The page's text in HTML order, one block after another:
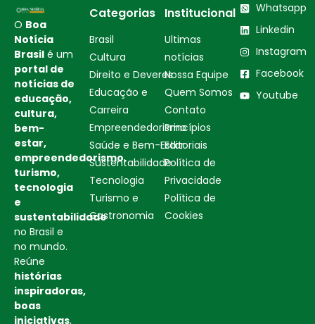
O Boa
Notícia
Brasil é um
portal de
notícias de
educação,
cultura,
bem-
estar,
empreendedorismo,
turismo,
tecnologia
e
sustentabilidade
no Brasil e
no mundo.
Reúne
histórias
inspiradoras,
boas
iniciativas,
Categorias
Brasil
Cultura
Direito e Deveres
Educação e
Carreira
Empreendedorismo
Saúde e Bem-Estar
Sustentabilidade
Tecnologia
Turismo e
Gastronomia
Institucional
Ultimas
notícias
Nossa Equipe
Quem Somos
Contato
Princípios
Editoriais
Política de
Privacidade
Política de
Cookies
Whatsapp
Linkedin
Instagram
Facebook
Youtube